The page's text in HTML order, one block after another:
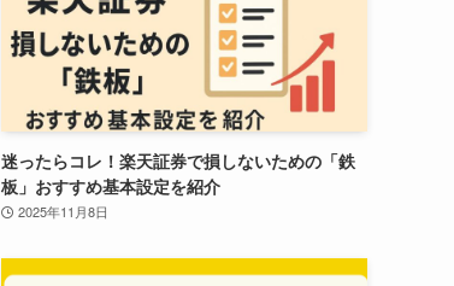
迷ったらコレ！楽天証券で損しないための「鉄
板」おすすめ基本設定を紹介
2025年11月8日